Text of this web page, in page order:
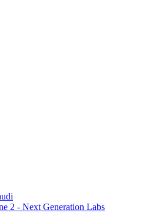
2 - Next Generation Labs